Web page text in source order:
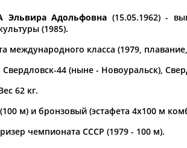
* для
рождения
выбран
чч мм год по чч
Эльвира Адольфовна (15.05.1962) -
(1985).
международного класса (1979,
Свердловск-44 (ныне - Новоуральск),
62 кг.
м) и бронзовый (эстафета 4х100 м
чемпионата СССР (1979 - 100 м).